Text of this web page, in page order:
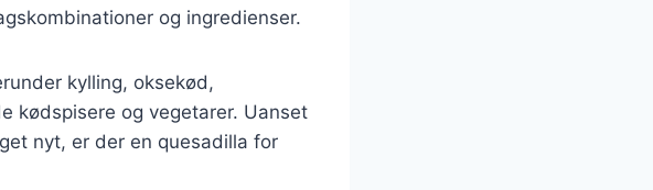
og ingredienser.
kylling, oksekød,
kødspisere og vegetarer. Uanset
nyt, er der en quesadilla for